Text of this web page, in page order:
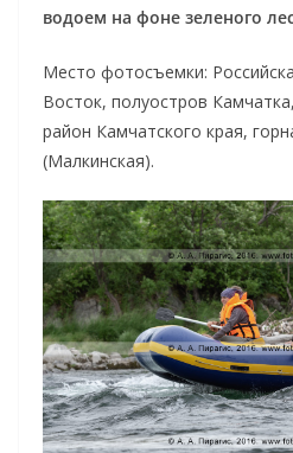
водоем на фоне зеленого
Место фотосъемки:
Восток, полуостров
район Камчатского края,
(Малкинская).